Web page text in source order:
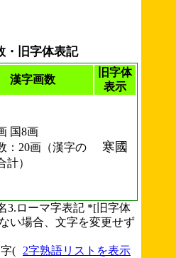
・旧字体表記
漢字画数
旧字体
表示
国8画
：20画（漢字の
計）
寒國
3.ローマ字表記 *[旧字体
い場合、文字を変更せず
(
2字熟語リストを表示